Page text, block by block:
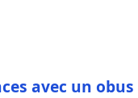
avec un obus